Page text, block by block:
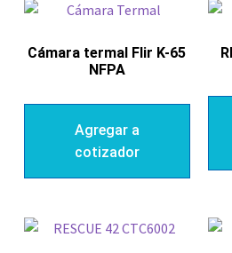
Cámara termal Flir K-65
NFPA
Agregar a
cotizador